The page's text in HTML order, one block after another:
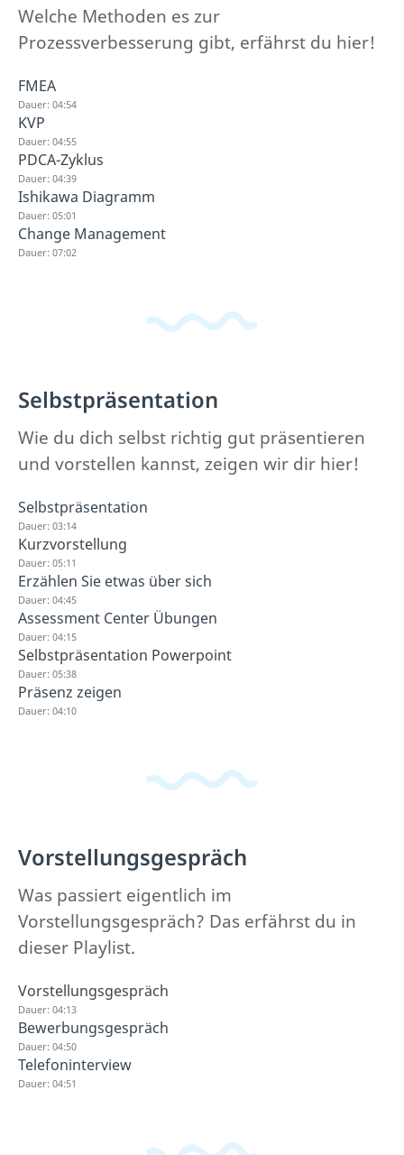
Welche Methoden es zur
Prozessverbesserung gibt, erfährst du hier!
FMEA
Dauer: 04:54
KVP
Dauer: 04:55
PDCA-Zyklus
Dauer: 04:39
Ishikawa Diagramm
Dauer: 05:01
Change Management
Dauer: 07:02
Selbstpräsentation
Wie du dich selbst richtig gut präsentieren
und vorstellen kannst, zeigen wir dir hier!
Selbstpräsentation
Dauer: 03:14
Kurzvorstellung
Dauer: 05:11
Erzählen Sie etwas über sich
Dauer: 04:45
Assessment Center Übungen
Dauer: 04:15
Selbstpräsentation Powerpoint
Dauer: 05:38
Präsenz zeigen
Dauer: 04:10
Vorstellungsgespräch
Was passiert eigentlich im
Vorstellungsgespräch? Das erfährst du in
dieser Playlist.
Vorstellungsgespräch
Dauer: 04:13
Bewerbungsgespräch
Dauer: 04:50
Telefoninterview
Dauer: 04:51